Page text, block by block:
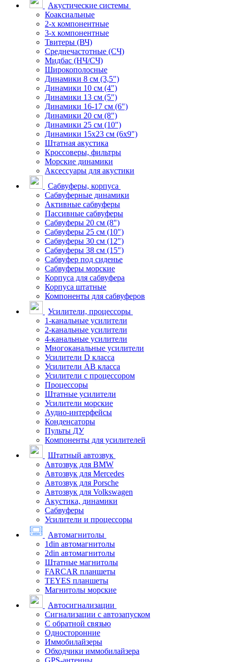
Акустические системы
Коаксиальные
2-х компонентные
3-х компонентные
Твитеры (ВЧ)
Среднечастотные (СЧ)
Мидбас (НЧ/СЧ)
Широкополосные
Динамики 8 см (3,5")
Динамики 10 см (4")
Динамики 13 см (5")
Динамики 16-17 см (6")
Динамики 20 см (8")
Динамики 25 см (10")
Динамики 15х23 см (6х9")
Штатная акустика
Кроссоверы, фильтры
Морские динамики
Аксессуары для акустики
Сабвуферы, корпуса
Сабвуферные динамики
Активные сабвуферы
Пассивные сабвуферы
Сабвуферы 20 см (8")
Сабвуферы 25 см (10")
Сабвуферы 30 см (12")
Сабвуферы 38 см (15")
Сабвуфер под сиденье
Сабвуферы морские
Корпуса для сабвуфера
Корпуса штатные
Компоненты для сабвуферов
Усилители, процессоры
1-канальные усилители
2-канальные усилители
4-канальные усилители
Многоканальные усилители
Усилители D класса
Усилители АВ класса
Усилители с процессором
Процессоры
Штатные усилители
Усилители морские
Аудио-интерфейсы
Конденсаторы
Пульты ДУ
Компоненты для усилителей
Штатный автозвук
Автозвук для BMW
Автозвук для Mercedes
Автозвук для Porsche
Автозвук для Volkswagen
Акустика, динамики
Сабвуферы
Усилители и процессоры
Автомагнитолы
1din автомагнитолы
2din автомагнитолы
Штатные магнитолы
FARCAR планшеты
TEYES планшеты
Магнитолы морские
Автосигнализации
Сигнализации с автозапуском
С обратной связью
Односторонние
Иммобилайзеры
Обходчики иммобилайзера
GPS-антенны